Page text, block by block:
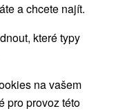
a chcete najít.
které typy
na vašem
pro provoz této